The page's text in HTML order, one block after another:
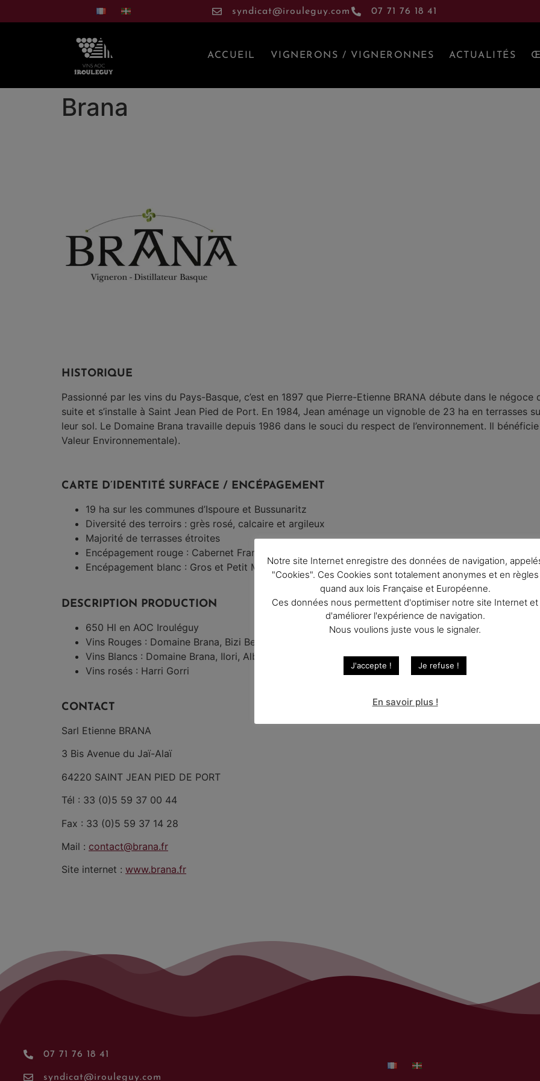
syndicat@irouleguy.com 07 71 76 18 41
ACCUEIL VIGNERONS / VIGNERONNES ACTUALITÉS
Brana
HISTORIQUE
Passionné par les vins du Pays-Basque, c’est en 1897 que Pierre-Etienne BRANA débute dans le
suite et s’installe à Saint Jean Pied de Port. En 1984, Jean aménage un vignoble de 23 ha en terrasses
leur sol. Le Domaine Brana travaille depuis 1986 dans le souci du respect de l’environnement. Il
Valeur Environnementale).
CARTE D’IDENTITÉ SURFACE / ENCÉPAGEMENT
19 ha sur les communes d’Ispoure et Bussunaritz
Diversité des terroirs : grès rosé, calcaire et argileux
Majorité de terrasses étroites
Encépagement rouge : Cabernet Franc, Cabernet Sauvignon et Tannat
Encépagement blanc : Gros et Petit Manseng, Petit Courbu
DESCRIPTION PRODUCTION
650 Hl en AOC Irouléguy
Vins Rouges : Domaine Brana, Bizi Berri, Harri Gorri
Vins Blancs : Domaine Brana, Ilori, Albedo
Vins rosés : Harri Gorri
CONTACT
Sarl Etienne BRANA
3 Bis Avenue du Jaï-Alaï
64220 SAINT JEAN PIED DE PORT
Tél : 33 (0)5 59 37 00 44
Fax : 33 (0)5 59 37 14 28
Mail : contact@brana.fr
Site internet : www.brana.fr
07 71 76 18 41
syndicat@irouleguy.com
Notre site Internet enregistre des données de navigation,
"Cookies". Ces Cookies sont totalement anonymes et en règles
quand aux lois Française et Européenne.
Ces données nous permettent d'optimiser notre site Internet et
d'améliorer l'expérience de navigation.
Nous voulions juste vous le signaler.
J'accepte ! Je refuse !
En savoir plus !